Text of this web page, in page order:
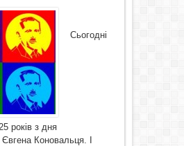
Сьогодні
років з дня
Коновальця. І